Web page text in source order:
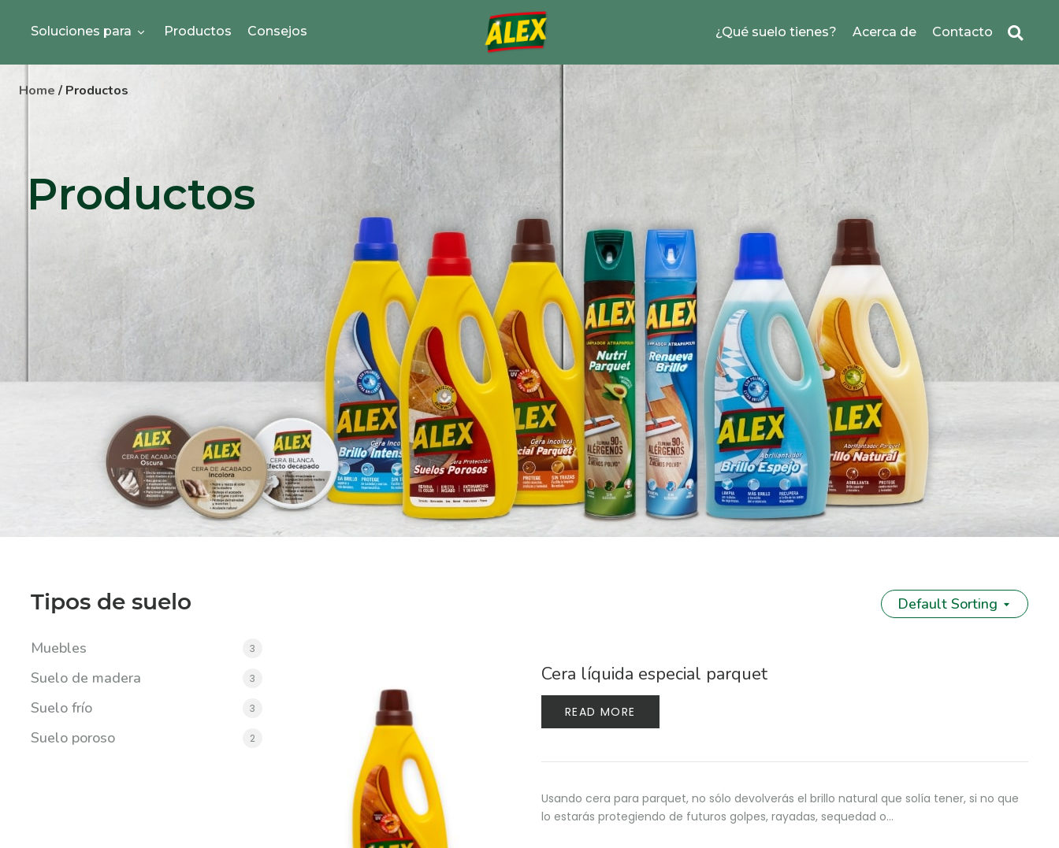
Soluciones para Productos Consejos ¿Qué suelo tienes? Acerca de Contacto
Home / Productos
Productos
Tipos de suelo
Muebles 3
Suelo de madera 3
Suelo frío 3
Suelo poroso 2
Default Sorting
Cera líquida especial parquet
READ MORE
Usando cera para parquet, no sólo devolverás el brillo natural que solía tener, si no que
lo estarás protegiendo de futuros golpes, rayadas, sequedad o…